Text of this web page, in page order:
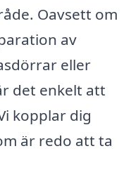
Oavsett om
av
eller
det enkelt att
kopplar dig
är redo att ta